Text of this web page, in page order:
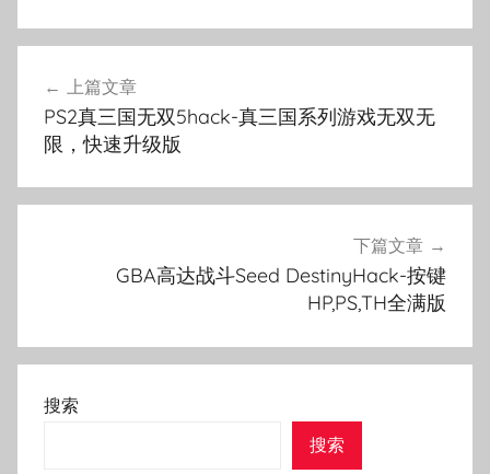
航
上篇文章
PS2真三国无双5hack-真三国系列游戏无双无
限，快速升级版
下篇文章
GBA高达战斗Seed DestinyHack-按键
HP,PS,TH全满版
搜索
搜索